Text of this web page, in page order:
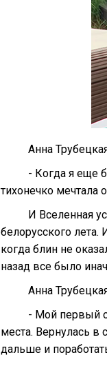
Анна
- Когда я еще
тихонечко мечтала
И Вселенная
белорусского
когда блин не
назад все было
Анна
- Мой первый
места. Вернулась в
дальше и